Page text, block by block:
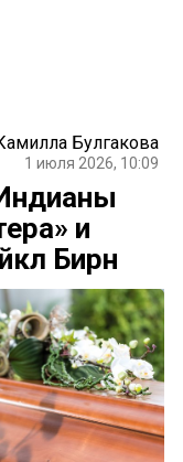
Булгакова
1 июля 2026, 10:09
и
Бирн